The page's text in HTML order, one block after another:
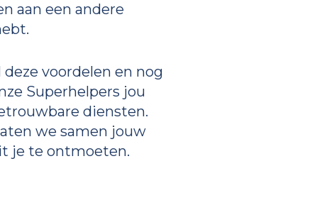
aan een andere
voordelen en nog
Superhelpers jou
diensten.
we samen jouw
je te ontmoeten.